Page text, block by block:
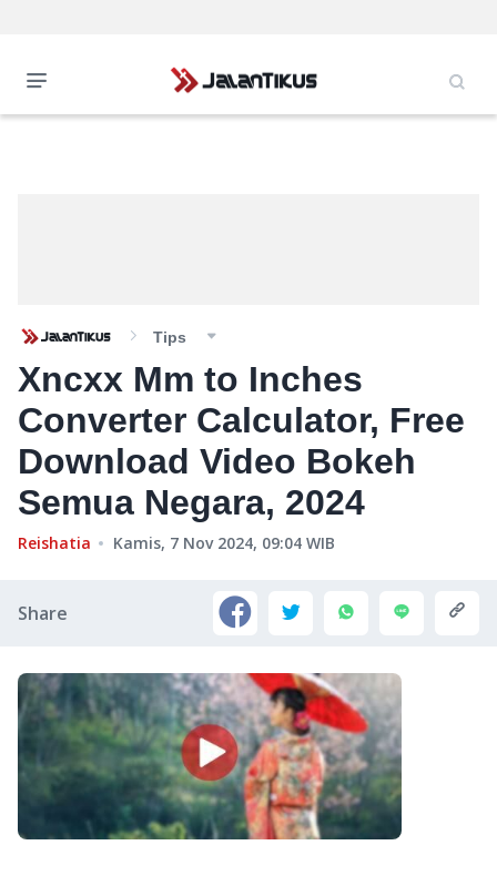
Tips
Xncxx Mm to Inches
Converter Calculator, Free
Download Video Bokeh
Semua Negara, 2024
Reishatia Kamis, 7 Nov 2024, 09:04 WIB
Share